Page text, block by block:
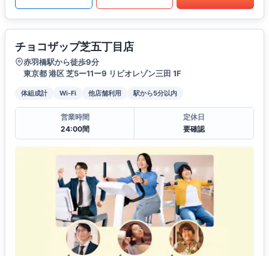
チョコザップ芝五丁目店
赤羽橋駅から徒歩9分
東京都 港区 芝5ー11ー9 リビオレゾン三田 1F
体組成計 Wi-Fi 他店舗利用 駅から5分以内
営業時間
24:00間
定休日
要確認